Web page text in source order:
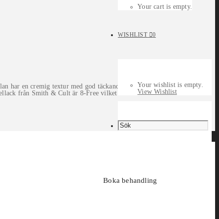
Your cart is empty.
WISHLIST 0
Your wishlist is empty.
View Wishlist
Boka behandling
har en cremig textur med god täckande förmåga.
från Smith & Cult är 8-Free vilket innebär att